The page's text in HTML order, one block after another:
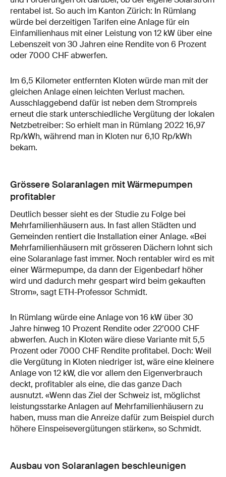
rentabel ist. So auch im Kanton Zürich: In Rümlang
würde bei derzeitigen Tarifen eine Anlage für ein
Einfamilienhaus mit einer Leistung von 12 kW über eine
Lebenszeit von 30 Jahren eine Rendite von 6 Prozent
oder 7000 CHF abwerfen.
Im 6,5 Kilometer entfernten Kloten würde man mit der
gleichen Anlage einen leichten Verlust machen.
Ausschlaggebend dafür ist neben dem Strompreis
erneut die stark unterschiedliche Vergütung der lokalen
Netzbetreiber: So erhielt man in Rümlang 2022 16,97
Rp/kWh, während man in Kloten nur 6,10 Rp/kWh
bekam.
Grössere Solaranlagen mit Wärmepumpen
profitabler
Deutlich besser sieht es der Studie zu Folge bei
Mehrfamilienhäusern aus. In fast allen Städten und
Gemeinden rentiert die Installation einer Anlage. «Bei
Mehrfamilienhäusern mit grösseren Dächern lohnt sich
eine Solaranlage fast immer. Noch rentabler wird es mit
einer Wärmepumpe, da dann der Eigenbedarf höher
wird und dadurch mehr gespart wird beim gekauften
Strom», sagt ETH-Professor Schmidt.
In Rümlang würde eine Anlage von 16 kW über 30
Jahre hinweg 10 Prozent Rendite oder 22’000 CHF
abwerfen. Auch in Kloten wäre diese Variante mit 5,5
Prozent oder 7000 CHF Rendite profitabel. Doch: Weil
die Vergütung in Kloten niedriger ist, wäre eine kleinere
Anlage von 12 kW, die vor allem den Eigenverbrauch
deckt, profitabler als eine, die das ganze Dach
ausnutzt. «Wenn das Ziel der Schweiz ist, möglichst
leistungsstarke Anlagen auf Mehrfamilienhäusern zu
haben, muss man die Anreize dafür zum Beispiel durch
höhere Einspeisevergütungen stärken», so Schmidt.
Ausbau von Solaranlagen beschleunigen